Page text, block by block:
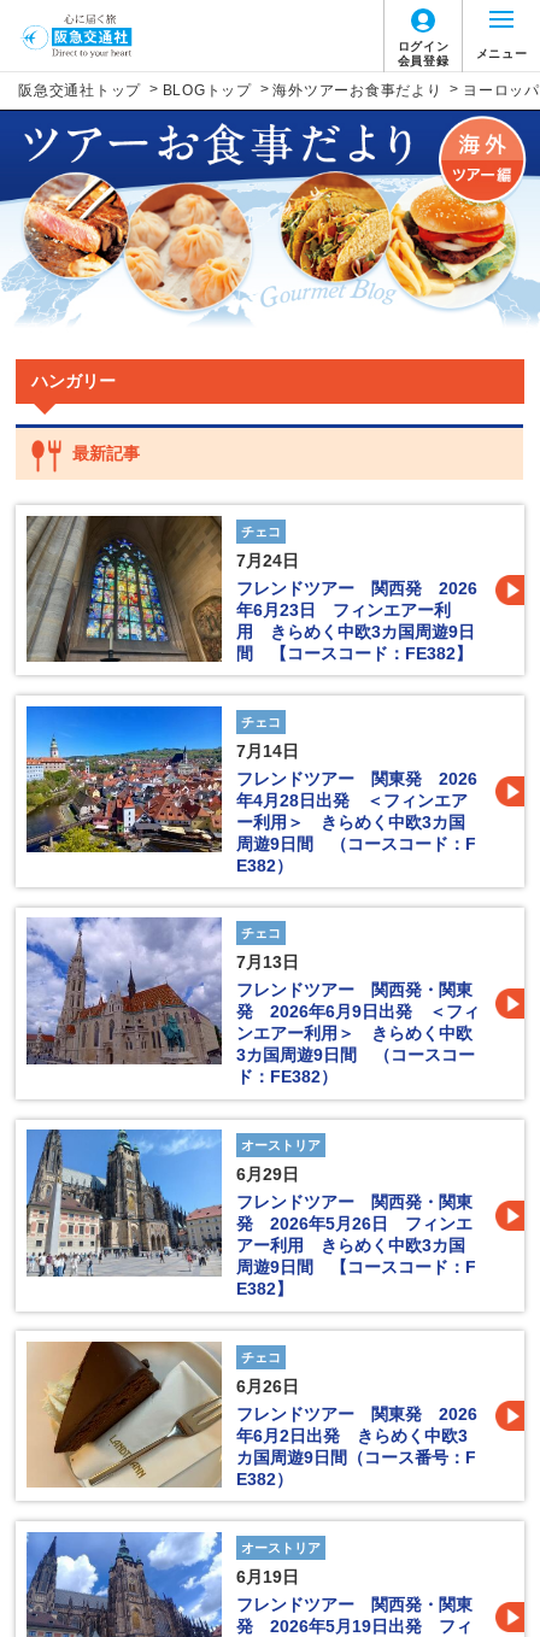
ログイン
会員登録
メニュー
阪急交通社トップ > BLOGトップ > 海外ツアーお食事だより > ヨーロッパ
ハンガリー
最新記事
チェコ
7月24日
フレンドツアー 関西発 2026
年6月23日 フィンエアー利
用 きらめく中欧3カ国周遊9日
間 【コースコード：FE382】
チェコ
7月14日
フレンドツアー 関東発 2026
年4月28日出発 ＜フィンエア
ー利用＞ きらめく中欧3カ国
周遊9日間 （コースコード：F
E382）
チェコ
7月13日
フレンドツアー 関西発・関東
発 2026年6月9日出発 ＜フィ
ンエアー利用＞ きらめく中欧
3カ国周遊9日間 （コースコー
ド：FE382）
オーストリア
6月29日
フレンドツアー 関西発・関東
発 2026年5月26日 フィンエ
アー利用 きらめく中欧3カ国
周遊9日間 【コースコード：F
E382】
チェコ
6月26日
フレンドツアー 関東発 2026
年6月2日出発 きらめく中欧3
カ国周遊9日間（コース番号：F
E382）
オーストリア
6月19日
フレンドツアー 関西発・関東
発 2026年5月19日出発 フィ